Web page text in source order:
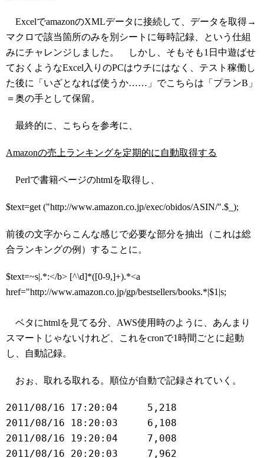
ExcelでamazonのXMLデータに接続して、データを取得→
マクロで該当箇所のみを別シートに毎時記録、という仕組
みにチャレンジしました。 しかし、そもそも1日中遊ばせ
ておくようなExcel入りのPCはウチにはなく、テスト稼働し
た後に「いざとなれば使うか……」でこちらは「プランB」
＝奥の手として保留。
最終的に、こちらを参考に、
Amazonの売上ランキングを定期的に自動取得する
Perlで書籍ページのhtmlを取得し、
$text=get ("http://www.amazon.co.jp/exec/obidos/ASIN/".$_);
前後の文字からこんな感じで必要な部分を抽出（これは総
合ランキングの例）することに。
$text=~s|.*:</b> [^\d]*([0-9,]+).*<a
href="http://www.amazon.co.jp/gp/bestsellers/books.*|$1|s;
ベタにhtmlを見てる分、AWS使用時のように、あんまり
スマートじゃないけれど、これをcronで1時間ごとに起動
し、自動記録。
おぉ、取れる取れる。順位が自動で記録されていく。
2011/08/16 17:20:04	5,218
2011/08/16 18:20:03	6,108
2011/08/16 19:20:04	7,008